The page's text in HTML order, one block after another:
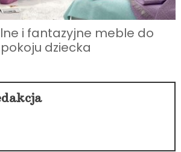
i fantazyjne meble do
pokoju dziecka